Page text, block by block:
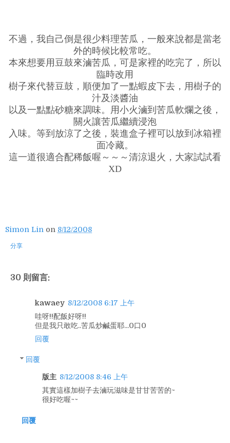
不過，我自己倒是很少料理苦瓜，一般來說都是當老
外的時候比較常吃。
本來想要用豆鼓來滷苦瓜，可是家裡的吃完了，所以
臨時改用
樹子來代替豆鼓，順便加了一點蝦皮下去，用樹子的
汁及淡醬油
以及一點點砂糖來調味。用小火滷到苦瓜軟爛之後，
關火讓苦瓜繼續浸泡
入味。等到放涼了之後，裝進盒子裡可以放到冰箱裡
面冷藏。
這一道很適合配稀飯喔～～～清涼退火，大家試試看
XD
Simon Lin on 8/12/2008
分享
30 則留言:
kawaey 8/12/2008 6:17 上午
哇呀!!配飯好呀!!
但是我只敢吃..苦瓜炒鹹蛋耶...0口0
回覆
回覆
版主 8/12/2008 8:46 上午
其實這樣加樹子去滷玩滋味是甘甘苦苦的~
很好吃喔~~
回覆